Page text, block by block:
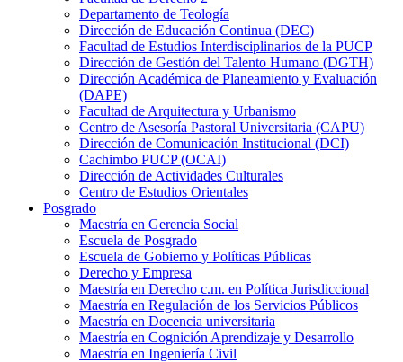
Departamento de Teología
Dirección de Educación Continua (DEC)
Facultad de Estudios Interdisciplinarios de la PUCP
Dirección de Gestión del Talento Humano (DGTH)
Dirección Académica de Planeamiento y Evaluación
(DAPE)
Facultad de Arquitectura y Urbanismo
Centro de Asesoría Pastoral Universitaria (CAPU)
Dirección de Comunicación Institucional (DCI)
Cachimbo PUCP (OCAI)
Dirección de Actividades Culturales
Centro de Estudios Orientales
Posgrado
Maestría en Gerencia Social
Escuela de Posgrado
Escuela de Gobierno y Políticas Públicas
Derecho y Empresa
Maestría en Derecho c.m. en Política Jurisdiccional
Maestría en Regulación de los Servicios Públicos
Maestría en Docencia universitaria
Maestría en Cognición Aprendizaje y Desarrollo
Maestría en Ingeniería Civil